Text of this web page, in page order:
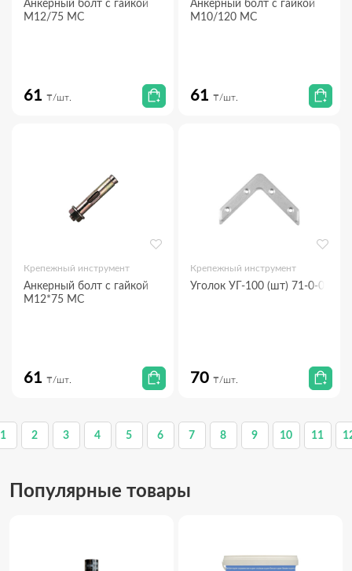
Анкерный болт с гайкой
М12/75 МС
61 ₸/шт.
Анкерный болт с гайкой
М10/120 МС
61 ₸/шт.
Крепежный инструмент
Анкерный болт с гайкой
М12*75 МС
61 ₸/шт.
Крепежный инструмент
Уголок УГ-100 (шт) 71-0-010
70 ₸/шт.
1 2 3 4 5 6 7 8 9 10 11
Популярные товары